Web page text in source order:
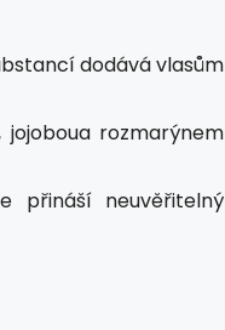
dodává vlasům
rozmarýnem
přináší neuvěřitelný